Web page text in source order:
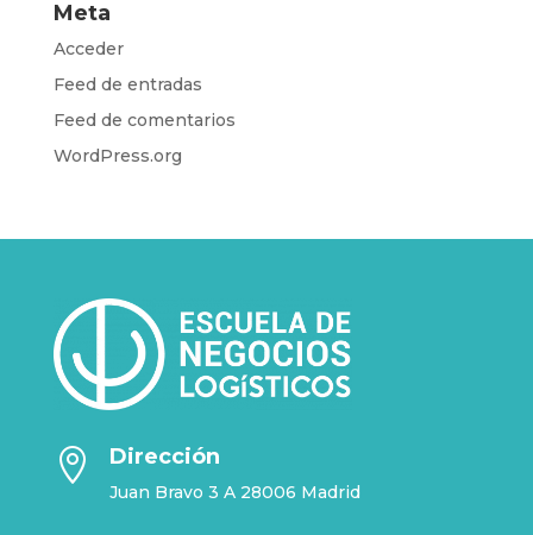
Meta
Acceder
Feed de entradas
Feed de comentarios
WordPress.org
 Dirección
Juan Bravo 3 A 28006 Madrid